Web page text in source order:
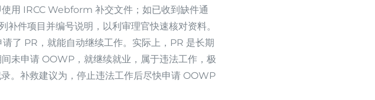
用 IRCC Webform 补交文件；如已收到缺件通
件项目并编号说明，以利审理官快速核对资料。
请了 PR，就能自动继续工作。实际上，PR 是长期
未申请 OOWP，就继续就业，属于违法工作，极
。补救建议为，停止违法工作后尽快申请 OOWP